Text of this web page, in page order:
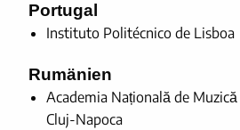
Portugal
Instituto Politécnico de Lisboa
Rumänien
Academia Națională de Muzică
Cluj-Napoca